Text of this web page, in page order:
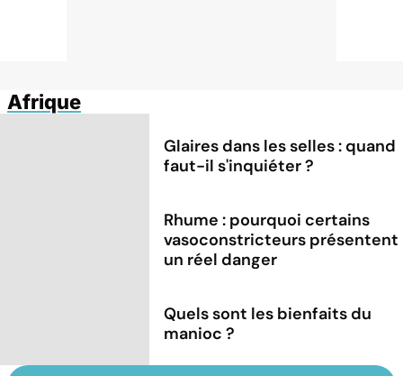
Afrique
Glaires dans les selles : quand
faut-il s'inquiéter ?
Rhume : pourquoi certains
vasoconstricteurs présentent
un réel danger
Quels sont les bienfaits du
manioc ?